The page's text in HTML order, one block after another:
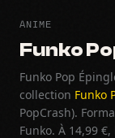
ANIME
Funko
Funko Pop
collection Funko
PopCrash).
Funko. À 14,99